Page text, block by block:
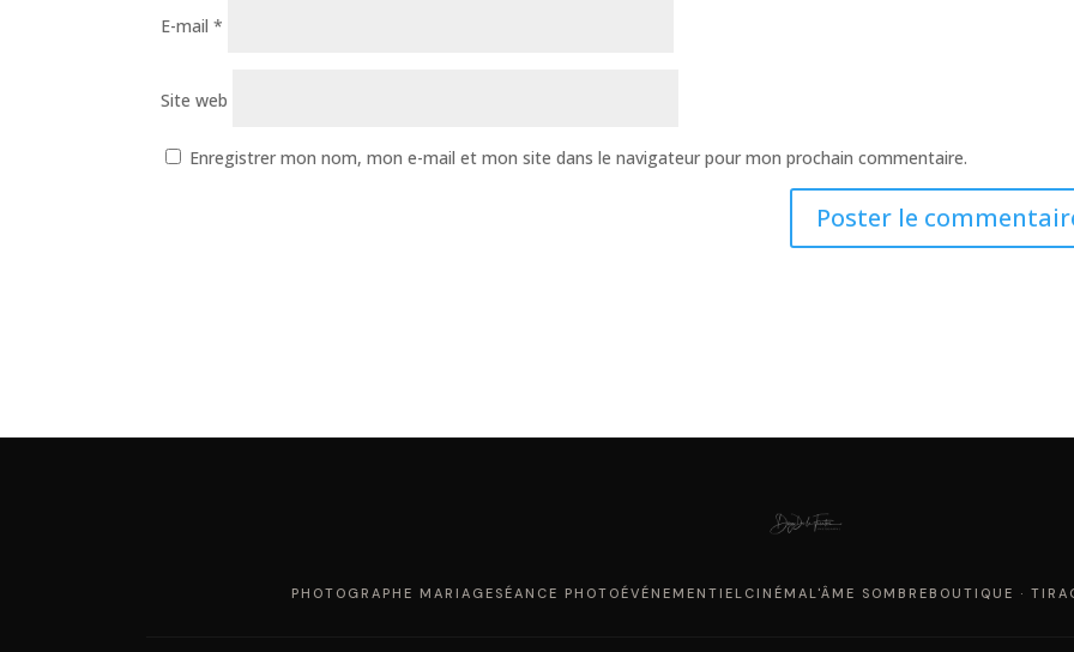
E-mail*
Site web
Enregistrer mon nom, mon e-mail et mon site dans le navigateur pour mon prochain commentaire.
PHOTOGRAPHE MARIAGE SÉANCE PHOTO ÉVÉNEMENTIEL CINÉMA L'ÂME SOMBRE BOUTIQUE ·